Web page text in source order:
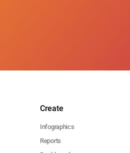
Create
Infographics
Reports